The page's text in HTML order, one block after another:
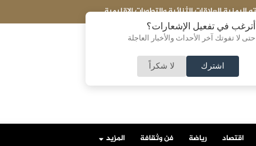
أترغب في تفعيل الإشعارات؟
حتى لا تفوتك آخر الأحداث والأخبار العاجلة
اشترك لا شكراً
شيرين قسوس تكتب: ارفع صوتك... أخفِ السعر... ثم اختفِ بعد البيع!
اقتصاد رياضة فن وثقافة المزيد